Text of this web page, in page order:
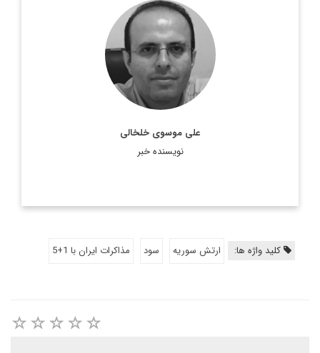
على موسوى خلخالى
نویسنده خبر
مترجم، روزنامه نگار و معاون سردبیر دیپلماسی ایرانی.
اطلاعات بیشتر
کلید واژه ها: ارتش سوریه سود مذاكرات ايران با 1+5